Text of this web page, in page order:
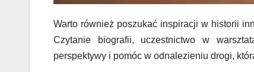
Warto również poszukać inspiracji w historii
Czytanie biografii, uczestnictwo w
perspektywy i pomóc w odnalezieniu drogi,